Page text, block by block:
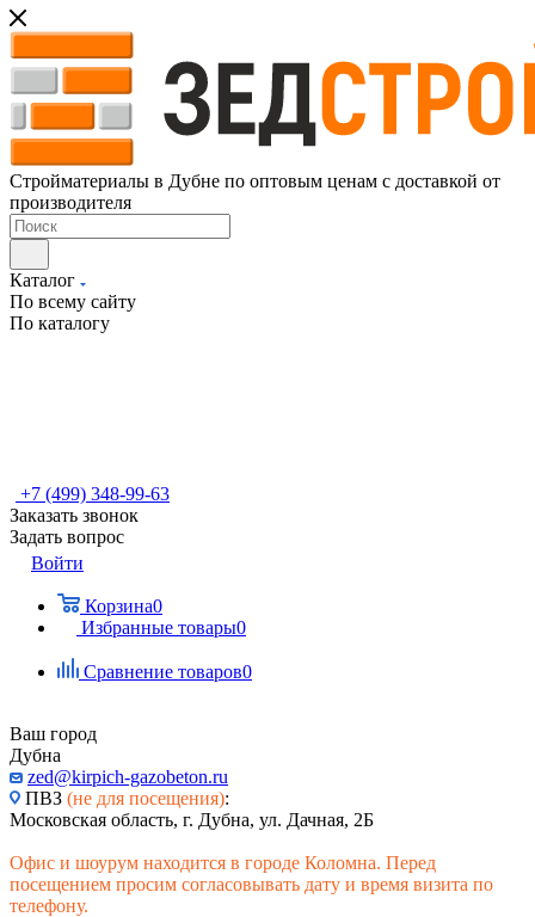
Стройматериалы в Дубне по оптовым ценам с доставкой от
производителя
Каталог
По всему сайту
По каталогу
+7 (499) 348-99-63
Заказать звонок
Задать вопрос
Войти
Корзина0
Избранные товары0
Сравнение товаров0
Ваш город
Дубна
zed@kirpich-gazobeton.ru
ПВЗ (не для посещения):
Московская область, г. Дубна, ул. Дачная, 2Б
Офис и шоурум находится в городе Коломна. Перед
посещением просим согласовывать дату и время визита по
телефону.